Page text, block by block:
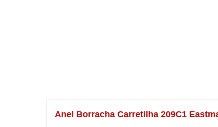
Anel Borracha Carretilha 209C1